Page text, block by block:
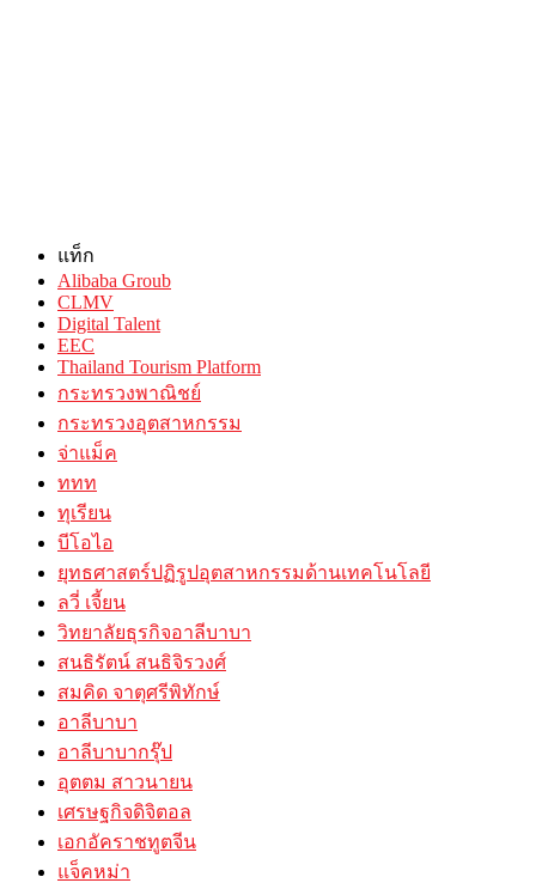
แท็ก
Alibaba Groub
CLMV
Digital Talent
EEC
Thailand Tourism Platform
กระทรวงพาณิชย์
กระทรวงอุตสาหกรรม
จ่าแม็ค
ททท
ทุเรียน
บีโอไอ
ยุทธศาสตร์ปฏิรูปอุตสาหกรรมด้านเทคโนโลยี
ลวี่ เจี้ยน
วิทยาลัยธุรกิจอาลีบาบา
สนธิรัตน์ สนธิจิรวงศ์
สมคิด จาตุศรีพิทักษ์
อาลีบาบา
อาลีบาบากรุ๊ป
อุตตม สาวนายน
เศรษฐกิจดิจิตอล
เอกอัคราชทูตจีน
แจ็คหม่า